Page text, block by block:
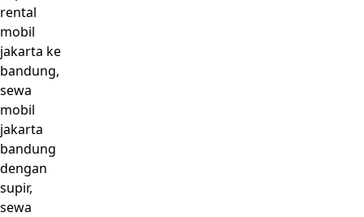
rental
mobil
jakarta ke
bandung,
sewa
mobil
jakarta
bandung
dengan
supir,
sewa